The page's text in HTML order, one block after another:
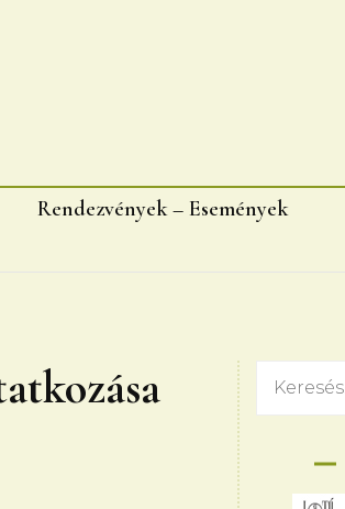
fiok
Rendezvények – Események
Keresés: